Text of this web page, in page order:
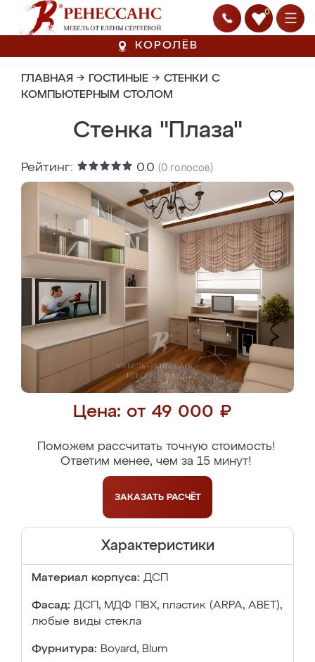
0
КОРОЛЁВ
ГЛАВНАЯ → ГОСТИНЫЕ → СТЕНКИ С
КОМПЬЮТЕРНЫМ СТОЛОМ
Стенка "Плаза"
Рейтинг: 0.0 (0 голосов)
Цена: от 49 000 ₽
Поможем рассчитать точную стоимость!
Ответим менее, чем за 15 минут!
ЗАКАЗАТЬ РАСЧЁТ
Характеристики
Материал корпуса: ДСП
Фасад: ДСП, МДФ ПВХ, пластик (ARPA, ABET),
любые виды стекла
Фурнитура: Boyard, Blum